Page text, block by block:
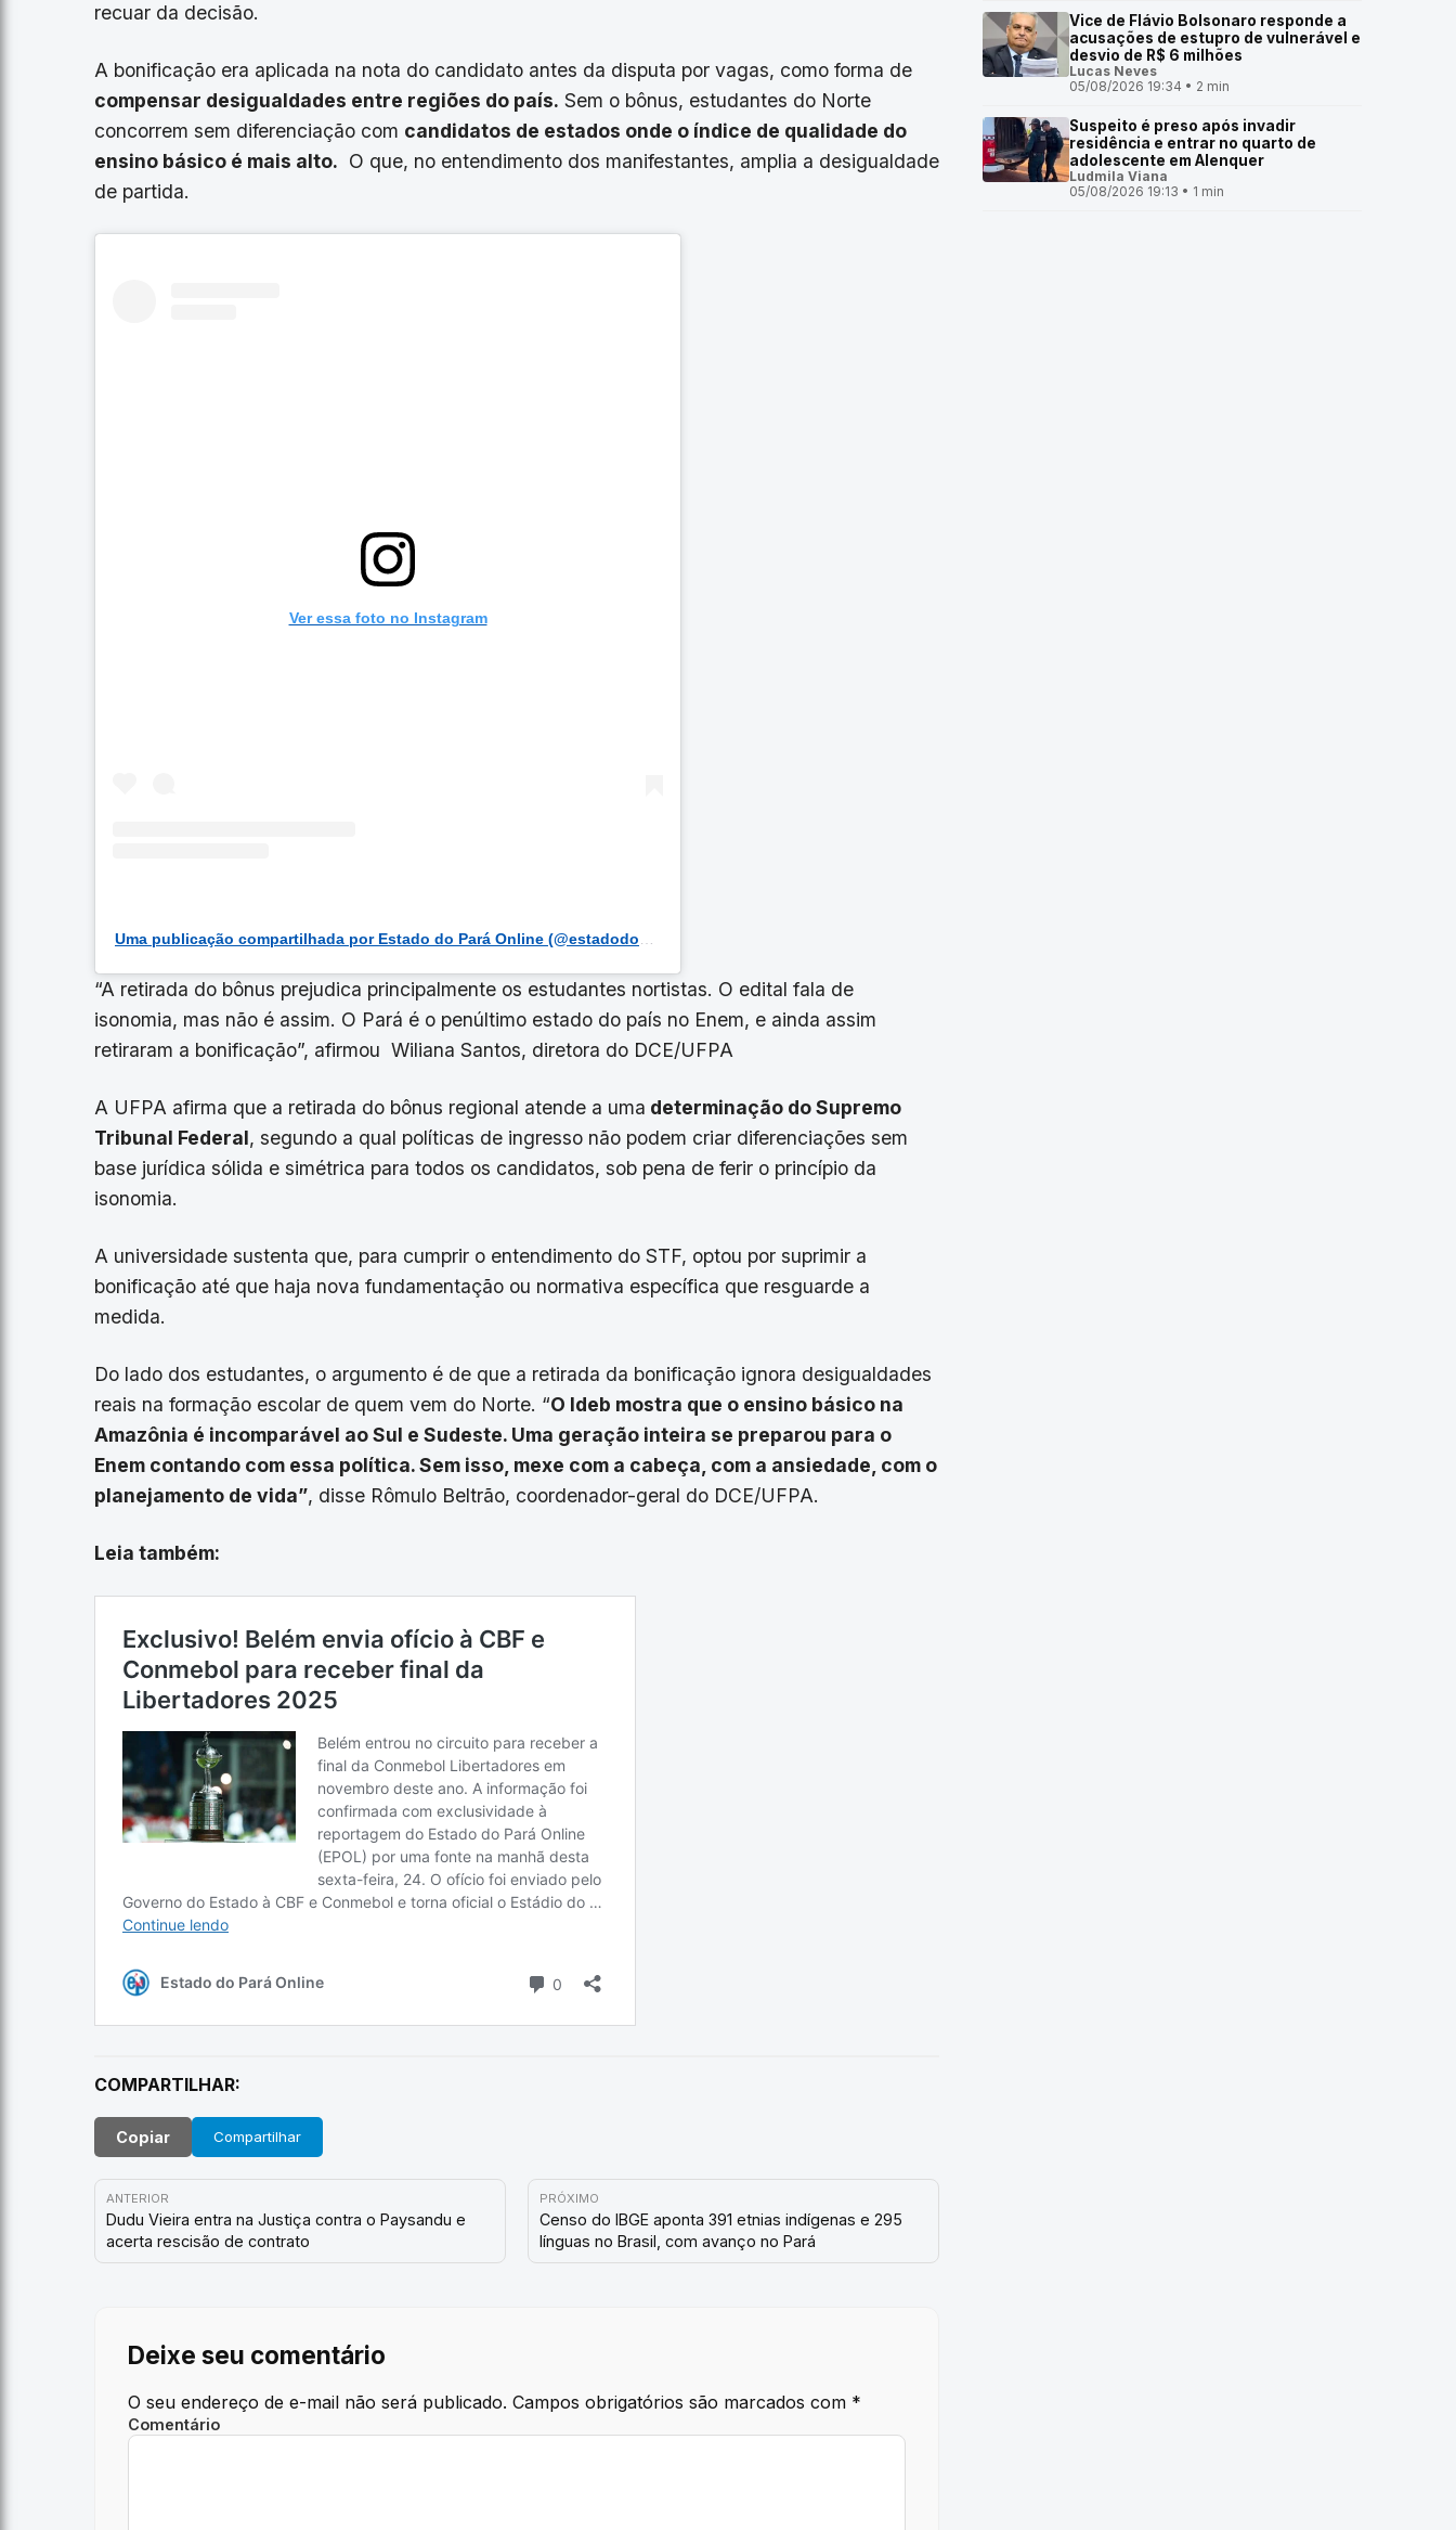
recuar da decisão.
A bonificação era aplicada na nota do candidato antes da disputa por vagas, como forma de
compensar desigualdades entre regiões do país. Sem o bônus, estudantes do Norte
concorrem sem diferenciação com candidatos de estados onde o índice de qualidade do
ensino básico é mais alto. O que, no entendimento dos manifestantes, amplia a desigualdade
de partida.
Ver essa foto no Instagram
“A retirada do bônus prejudica principalmente os estudantes nortistas. O edital fala de
isonomia, mas não é assim. O Pará é o penúltimo estado do país no Enem, e ainda assim
retiraram a bonificação”, afirmou Wiliana Santos, diretora do DCE/UFPA
A UFPA afirma que a retirada do bônus regional atende a uma determinação do Supremo
Tribunal Federal, segundo a qual políticas de ingresso não podem criar diferenciações sem
base jurídica sólida e simétrica para todos os candidatos, sob pena de ferir o princípio da
isonomia.
A universidade sustenta que, para cumprir o entendimento do STF, optou por suprimir a
bonificação até que haja nova fundamentação ou normativa específica que resguarde a
medida.
Do lado dos estudantes, o argumento é de que a retirada da bonificação ignora desigualdades
reais na formação escolar de quem vem do Norte. “O Ideb mostra que o ensino básico na
Amazônia é incomparável ao Sul e Sudeste. Uma geração inteira se preparou para o
Enem contando com essa política. Sem isso, mexe com a cabeça, com a ansiedade, com o
planejamento de vida”, disse Rômulo Beltrão, coordenador-geral do DCE/UFPA.
Leia também:
COMPARTILHAR:
Copiar Compartilhar
ANTERIOR
Dudu Vieira entra na Justiça contra o Paysandu e
acerta rescisão de contrato
PRÓXIMO
Censo do IBGE aponta 391 etnias indígenas e 295
línguas no Brasil, com avanço no Pará
Deixe seu comentário
O seu endereço de e-mail não será publicado. Campos obrigatórios são marcados com *
Comentário
Vice de Flávio Bolsonaro responde a
acusações de estupro de vulnerável e
desvio de R$ 6 milhões
Lucas Neves
05/08/2026 19:34 • 2 min
Suspeito é preso após invadir
residência e entrar no quarto de
adolescente em Alenquer
Ludmila Viana
05/08/2026 19:13 • 1 min